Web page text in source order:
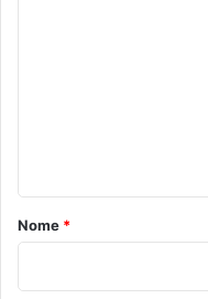
r
i
o
Nome *